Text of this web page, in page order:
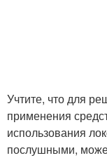
Учтите, что для
применения
использования
послушными,